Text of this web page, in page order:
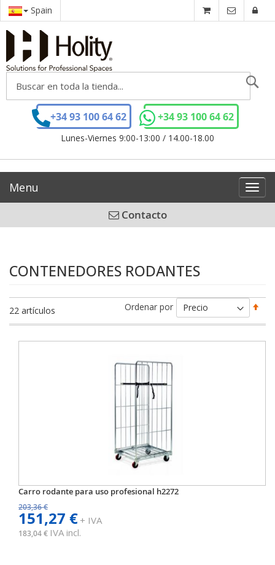
Spain
+34 93 100 64 62 +34 93 100 64 62
Lunes-Viernes 9:00-13:00 / 14.00-18.00
Menu
Contacto
CONTENEDORES RODANTES
22 artículos Ordenar por
Carro rodante para uso profesional h2272
203,36 €
151,27 €+ IVA
183,04 € IVA incl.